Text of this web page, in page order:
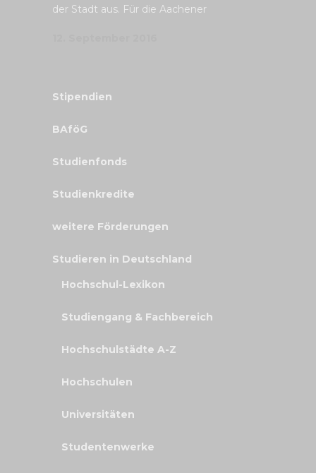
der Stadt aus. Für die Aachener
Stipendien
BAföG
Studienfonds
Studienkredite
weitere Förderungen
Studieren in Deutschland
Hochschul-Lexikon
Studiengang & Fachbereich
Hochschulstädte A-Z
Hochschulen
Universitäten
Studentenwerke